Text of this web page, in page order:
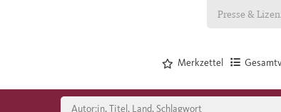
Presse &
Merkzettel